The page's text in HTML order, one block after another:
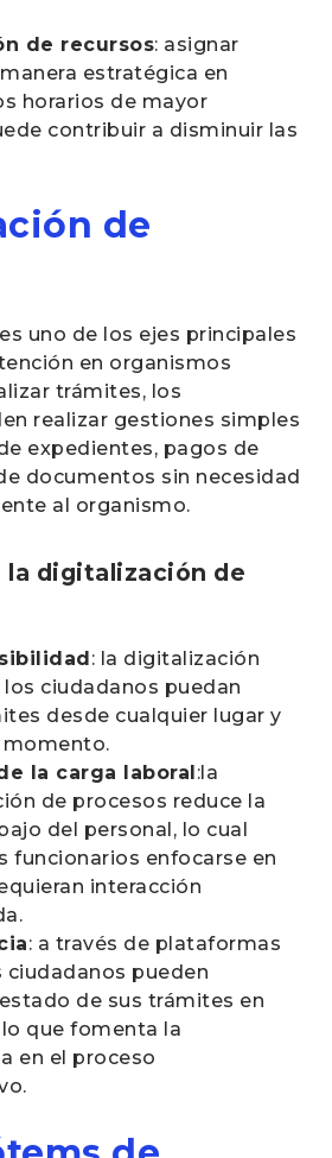
de recursos: asignar
estratégica en
horarios de mayor
contribuir a disminuir las
de
uno de los ejes principales
en organismos
trámites, los
realizar gestiones simples
expedientes, pagos de
documentos sin necesidad
al organismo.
la digitalización de
: la digitalización
ciudadanos puedan
desde cualquier lugar y
momento.
la carga laboral:la
de procesos reduce la
del personal, lo cual
funcionarios enfocarse en
interacción
: a través de plataformas
ciudadanos pueden
de sus trámites en
que fomenta la
en el proceso